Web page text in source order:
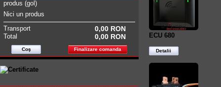
produs (gol)
Nici un produs
Transport
0,00 RON
Total 0,00 RON
Coş Finalizare comanda
ECU 680
Detalii